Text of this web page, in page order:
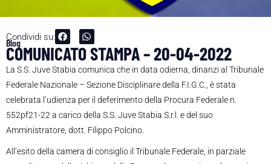
Condividi su:
Blog
COMUNICATO STAMPA – 20-04-2022
La S.S. Juve Stabia comunica che in data odierna, dinanzi al Tribunale
Federale Nazionale – Sezione Disciplinare della F.I.G.C., è stata
celebrata l’udienza per il deferimento della Procura Federale n.
552pf21-22 a carico della S.S. Juve Stabia S.r.l. e del suo
Amministratore, dott. Filippo Polcino.
All’esito della camera di consiglio il Tribunale Federale, in parziale